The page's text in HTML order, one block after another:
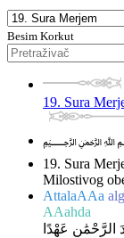
Besim Korkut
19. Sura
19. Sura
Milostivog
AttalaAAa
AAahda
الرَّحْمَٰنِ عَهْدًا